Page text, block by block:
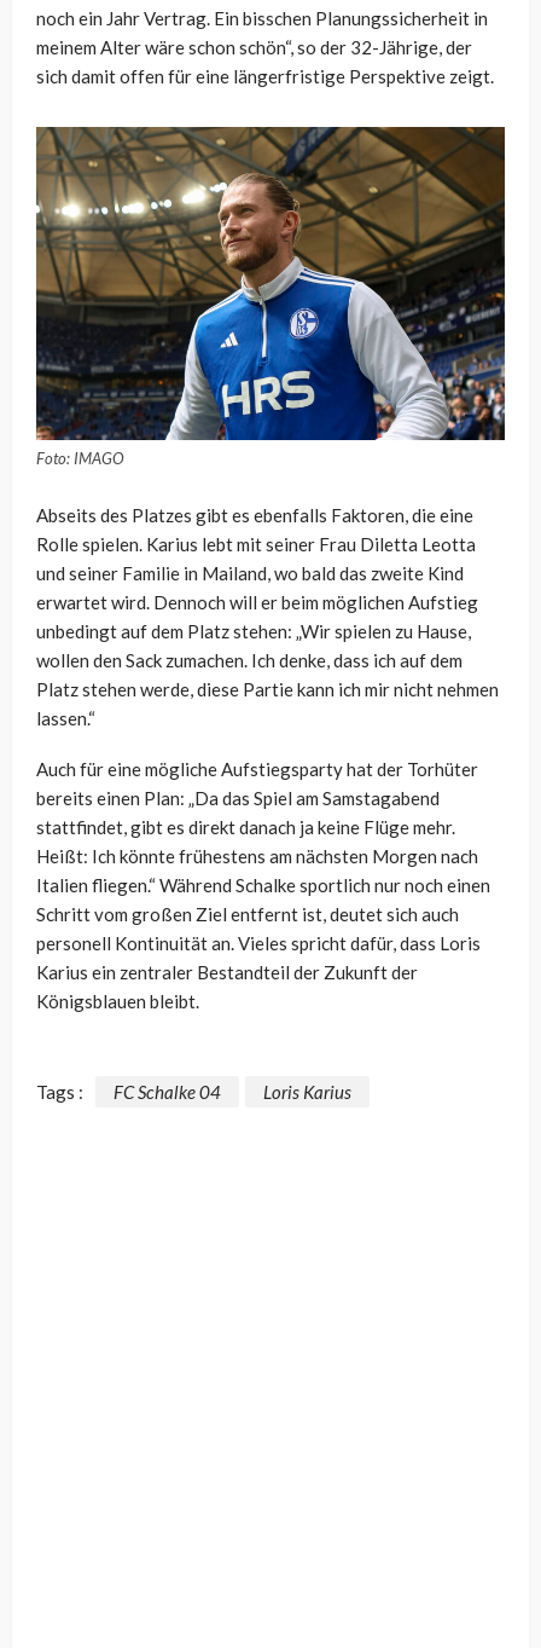
noch ein Jahr Vertrag. Ein bisschen Planungssicherheit in
meinem Alter wäre schon schön“, so der 32-Jährige, der
sich damit offen für eine längerfristige Perspektive zeigt.
Foto: IMAGO
Abseits des Platzes gibt es ebenfalls Faktoren, die eine
Rolle spielen. Karius lebt mit seiner Frau Diletta Leotta
und seiner Familie in Mailand, wo bald das zweite Kind
erwartet wird. Dennoch will er beim möglichen Aufstieg
unbedingt auf dem Platz stehen: „Wir spielen zu Hause,
wollen den Sack zumachen. Ich denke, dass ich auf dem
Platz stehen werde, diese Partie kann ich mir nicht nehmen
lassen.“
Auch für eine mögliche Aufstiegsparty hat der Torhüter
bereits einen Plan: „Da das Spiel am Samstagabend
stattfindet, gibt es direkt danach ja keine Flüge mehr.
Heißt: Ich könnte frühestens am nächsten Morgen nach
Italien fliegen.“ Während Schalke sportlich nur noch einen
Schritt vom großen Ziel entfernt ist, deutet sich auch
personell Kontinuität an. Vieles spricht dafür, dass Loris
Karius ein zentraler Bestandteil der Zukunft der
Königsblauen bleibt.
Tags : FC Schalke 04 Loris Karius